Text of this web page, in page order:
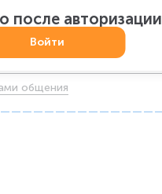
общения
после авторизации
Войти